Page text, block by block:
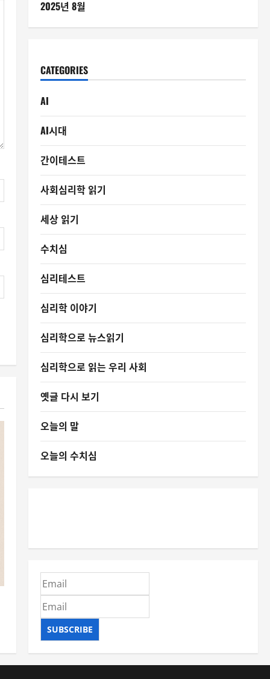
2025년 8월
CATEGORIES
AI
AI시대
간이테스트
사회심리학 읽기
세상 읽기
수치심
심리테스트
심리학 이야기
심리학으로 뉴스읽기
심리학으로 읽는 우리 사회
옛글 다시 보기
오늘의 말
오늘의 수치심
SUBSCRIBE